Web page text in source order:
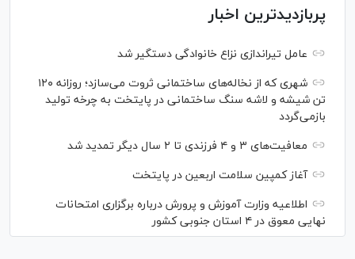
پربازدیدترین اخبار
عامل تیراندازی نزاع خانوادگی دستگیر شد
شهری که از نخاله‌های ساختمانی ثروت می‌سازد؛ روزانه ۱۲۰
تن شیشه و لاشه سنگ ساختمانی در پایتخت به چرخه تولید
بازمی‌گردد
معافیت‌های ۳ و ۴ فرزندی تا ۲ سال دیگر تمدید شد
آغاز کمپین سلامت اربعین در پایتخت
اطلاعیه وزارت آموزش و پرورش درباره برگزاری امتحانات
نهایی معوق در ۴ استان جنوبی کشور